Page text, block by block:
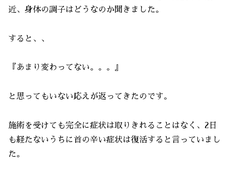
近、身体の調子はどうなのか聞きました。
すると、、
『あまり変わってない。。。』
と思ってもいない応えが返ってきたのです。
施術を受けても完全に症状は取りきれることはなく、2日
も経たないうちに首の辛い症状は復活すると言っていまし
た。